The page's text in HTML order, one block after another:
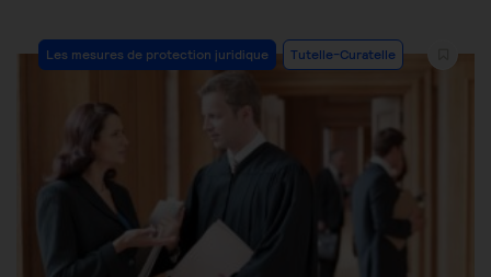
Les mesures de protection juridique Tutelle-Curatelle